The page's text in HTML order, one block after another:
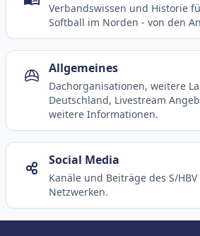
Verbandswissen und Historie
Softball im Norden - von den
Allgemeines
Dachorganisationen, weitere
Deutschland, Livestream
weitere Informationen.
Social Media
Kanäle und Beiträge des S/
Netzwerken.